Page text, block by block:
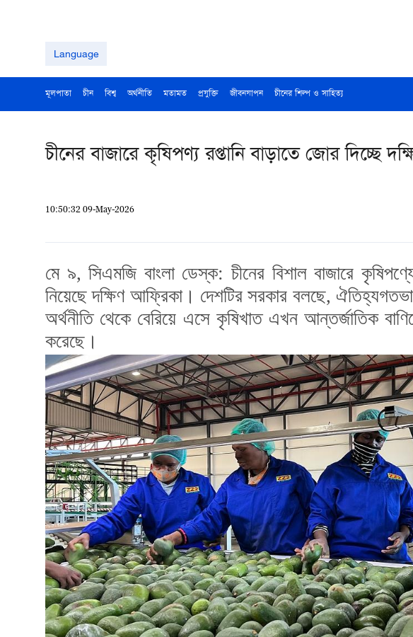
Language
মূলপাতা চীন বিশ্ব অর্থনীতি মতামত প্রযুক্তি জীবনযাপন চীনের শিল্প ও সাহিত্য
চীনের বাজারে কৃষিপণ্য রপ্তানি বাড়াতে জোর দিচ্ছে
10:50:32 09-May-2026
মে ৯, সিএমজি বাংলা ডেস্ক: চীনের বিশাল বাজারে
নিয়েছেদক্ষিণ আফ্রিকা। দেশটির সরকার বলছে,
অর্থনীতি থেকে বেরিয়ে এসে কৃষিখাত এখন আন্তর্জাতিক
করেছে।